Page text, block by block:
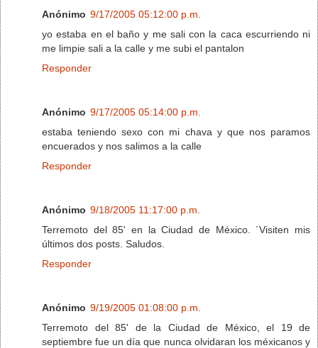
Anónimo 9/17/2005 05:12:00 p.m.
yo estaba en el baño y me sali con la caca escurriendo ni
me limpie sali a la calle y me subi el pantalon
Responder
Anónimo 9/17/2005 05:14:00 p.m.
estaba teniendo sexo con mi chava y que nos paramos
encuerados y nos salimos a la calle
Responder
Anónimo 9/18/2005 11:17:00 p.m.
Terremoto del 85' en la Ciudad de México. ´Visiten mis
últimos dos posts. Saludos.
Responder
Anónimo 9/19/2005 01:08:00 p.m.
Terremoto del 85' de la Ciudad de México, el 19 de
septiembre fue un día que nunca olvidaran los méxicanos y